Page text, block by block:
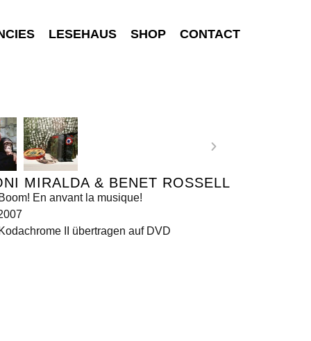
LESEHAUS SHOP CONTACT
MIRALDA & BENET ROSSELL
En anvant la musique!
II übertragen auf DVD